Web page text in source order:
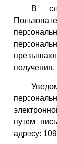
В
получения.
путем
адресу: